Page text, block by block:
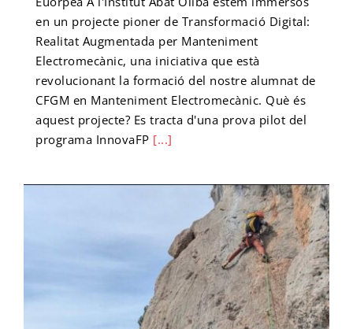
Cicle final en Escalada
Cicle final en Barrancs
Emprèn FP
Centre formador
Preinscripció IFE
Matrícula Ensenyaments Esportius
Configurador de matrícula esportiva
Matrícula IFE
en un projecte pioner de Transformació Digital:
Realitat Augmentada per Manteniment
Electromecànic, una iniciativa que està
revolucionant la formació del nostre alumnat de
CFGM en Manteniment Electromecànic. Què és
aquest projecte? Es tracta d'una prova pilot del
programa InnovaFP [...]